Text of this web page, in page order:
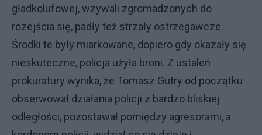
gładkolufowej, wzywali zgromadzonych do
rozejścia się, padły też strzały ostrzegawcze.
Środki te były miarkowane, dopiero gdy okazały się
nieskuteczne, policja użyła broni. Z ustaleń
prokuratury wynika, że Tomasz Gutry od początku
obserwował działania policji z bardzo bliskiej
odległości, pozostawał pomiędzy agresorami, a